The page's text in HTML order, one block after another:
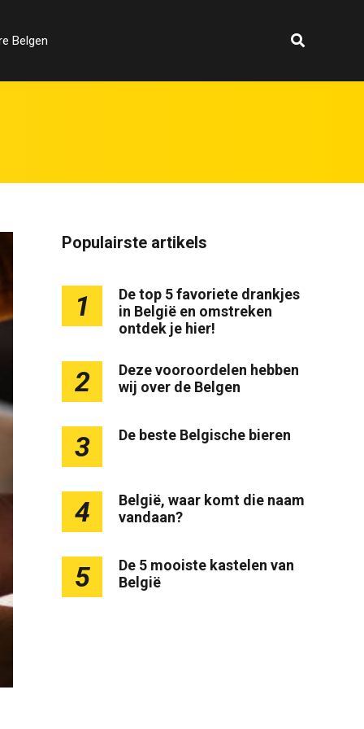
Belgen
Populairste artikels
1
De top 5 favoriete drankjes
in België en omstreken
ontdek je hier!
2
Deze vooroordelen hebben
wij over de Belgen
3 De beste Belgische bieren
4
België, waar komt die naam
vandaan?
5
De 5 mooiste kastelen van
België